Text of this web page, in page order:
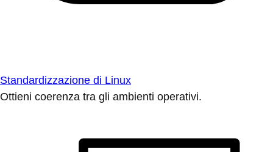
Standardizzazione di Linux
Ottieni coerenza tra gli ambienti operativi.